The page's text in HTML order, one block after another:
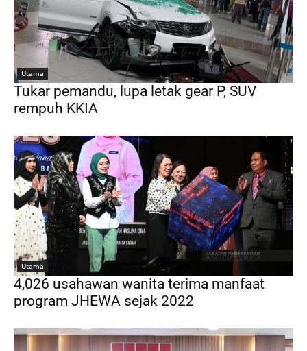
Utama
Tukar pemandu, lupa letak gear P, SUV
rempuh KKIA
Utama
4,026 usahawan wanita terima manfaat
program JHEWA sejak 2022